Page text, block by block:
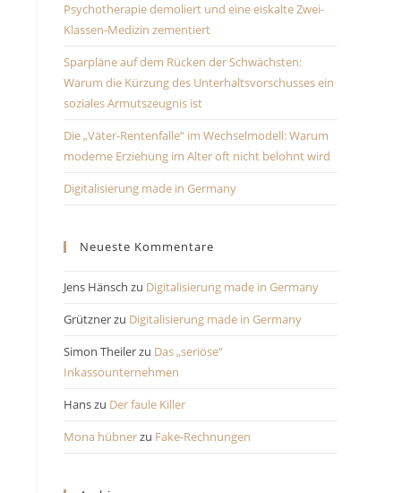
Psychotherapie demoliert und eine eiskalte Zwei-
Klassen-Medizin zementiert
Sparpläne auf dem Rücken der Schwächsten:
Warum die Kürzung des Unterhaltsvorschusses ein
soziales Armutszeugnis ist
Die „Väter-Rentenfalle“ im Wechselmodell: Warum
moderne Erziehung im Alter oft nicht belohnt wird
Digitalisierung made in Germany
Neueste Kommentare
Jens Hänsch zu Digitalisierung made in Germany
Grütznerzu Digitalisierung made in Germany
Simon Theilerzu Das „seriöse“
Inkassounternehmen
Hanszu Der faule Killer
Mona hübnerzu Fake-Rechnungen